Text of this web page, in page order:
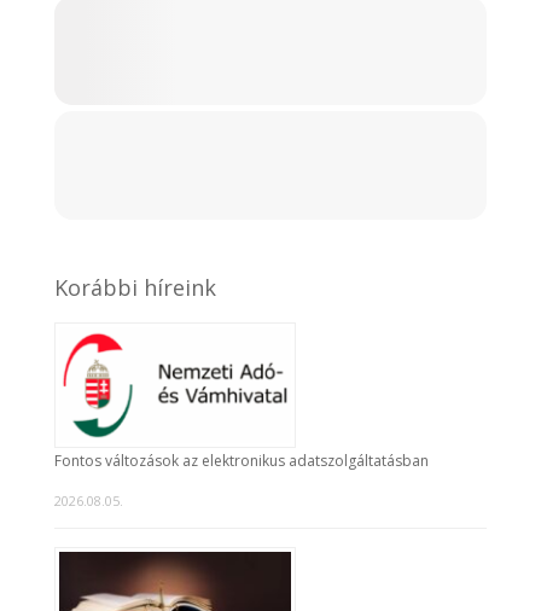
Korábbi híreink
Fontos változások az elektronikus adatszolgáltatásban
2026.08.05.